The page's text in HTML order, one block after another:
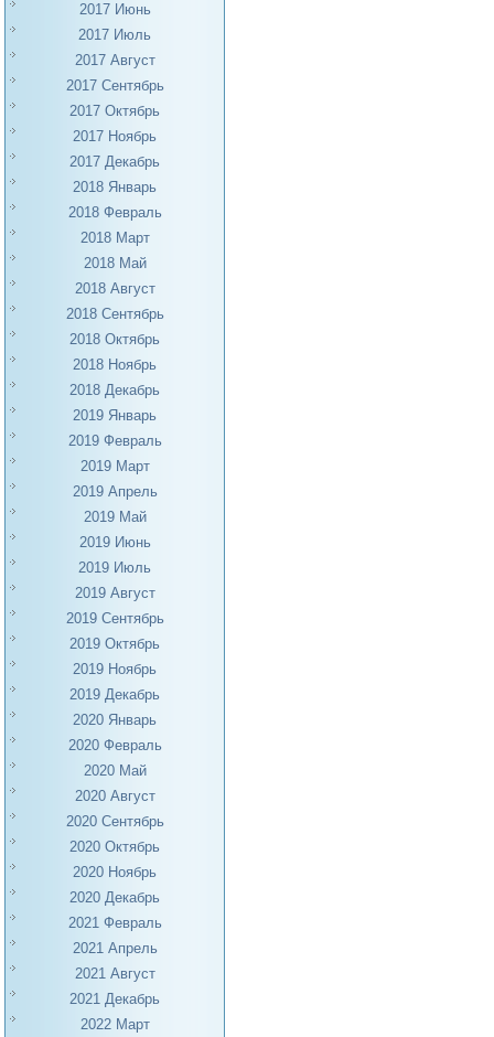
2017 Июнь
2017 Июль
2017 Август
2017 Сентябрь
2017 Октябрь
2017 Ноябрь
2017 Декабрь
2018 Январь
2018 Февраль
2018 Март
2018 Май
2018 Август
2018 Сентябрь
2018 Октябрь
2018 Ноябрь
2018 Декабрь
2019 Январь
2019 Февраль
2019 Март
2019 Апрель
2019 Май
2019 Июнь
2019 Июль
2019 Август
2019 Сентябрь
2019 Октябрь
2019 Ноябрь
2019 Декабрь
2020 Январь
2020 Февраль
2020 Май
2020 Август
2020 Сентябрь
2020 Октябрь
2020 Ноябрь
2020 Декабрь
2021 Февраль
2021 Апрель
2021 Август
2021 Декабрь
2022 Март